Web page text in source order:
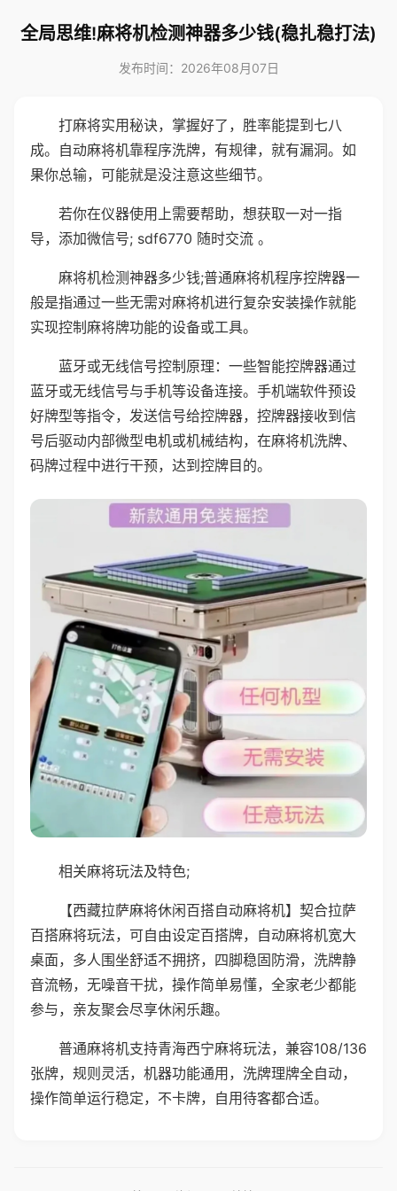
全局思维!麻将机检测神器多少钱(稳扎稳打法)
发布时间：2026年08月07日
打麻将实用秘诀，掌握好了，胜率能提到七八
成。自动麻将机靠程序洗牌，有规律，就有漏洞。如
果你总输，可能就是没注意这些细节。
若你在仪器使用上需要帮助，想获取一对一指
导，添加微信号; sdf6770 随时交流 。
麻将机检测神器多少钱;普通麻将机程序控牌器一
般是指通过一些无需对麻将机进行复杂安装操作就能
实现控制麻将牌功能的设备或工具。
蓝牙或无线信号控制原理：一些智能控牌器通过
蓝牙或无线信号与手机等设备连接。手机端软件预设
好牌型等指令，发送信号给控牌器，控牌器接收到信
号后驱动内部微型电机或机械结构，在麻将机洗牌、
码牌过程中进行干预，达到控牌目的。
相关麻将玩法及特色;
【西藏拉萨麻将休闲百搭自动麻将机】契合拉萨
百搭麻将玩法，可自由设定百搭牌，自动麻将机宽大
桌面，多人围坐舒适不拥挤，四脚稳固防滑，洗牌静
音流畅，无噪音干扰，操作简单易懂，全家老少都能
参与，亲友聚会尽享休闲乐趣。
普通麻将机支持青海西宁麻将玩法，兼容108/136
张牌，规则灵活，机器功能通用，洗牌理牌全自动，
操作简单运行稳定，不卡牌，自用待客都合适。